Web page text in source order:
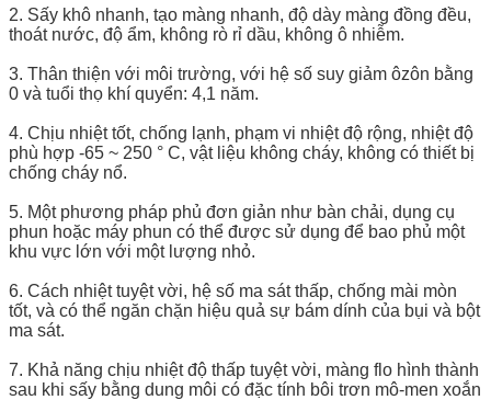
2. Sấy khô nhanh, tạo màng nhanh, độ dày màng đồng đều,
thoát nước, độ ẩm, không rò rỉ dầu, không ô nhiễm.
3. Thân thiện với môi trường, với hệ số suy giảm ôzôn bằng
0 và tuổi thọ khí quyển: 4,1 năm.
4. Chịu nhiệt tốt, chống lạnh, phạm vi nhiệt độ rộng, nhiệt độ
phù hợp -65 ~ 250 ° C, vật liệu không cháy, không có thiết bị
chống cháy nổ.
5. Một phương pháp phủ đơn giản như bàn chải, dụng cụ
phun hoặc máy phun có thể được sử dụng để bao phủ một
khu vực lớn với một lượng nhỏ.
6. Cách nhiệt tuyệt vời, hệ số ma sát thấp, chống mài mòn
tốt, và có thể ngăn chặn hiệu quả sự bám dính của bụi và bột
ma sát.
7. Khả năng chịu nhiệt độ thấp tuyệt vời, màng flo hình thành
sau khi sấy bằng dung môi có đặc tính bôi trơn mô-men xoắn